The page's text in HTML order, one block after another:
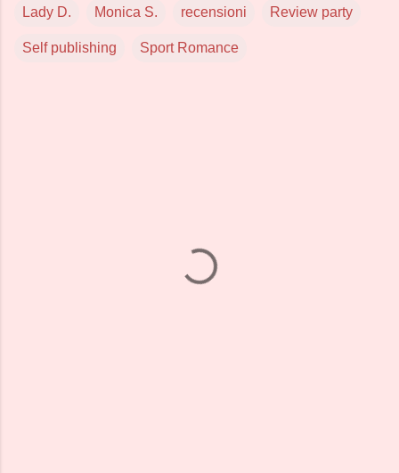
Lady D. Monica S. recensioni Review party
Self publishing Sport Romance